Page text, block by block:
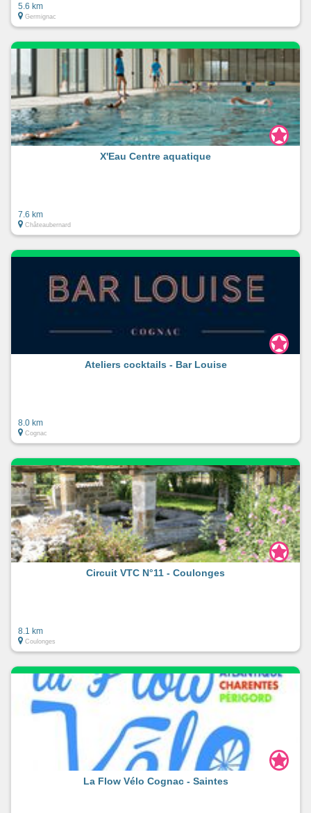
5.6 km
Germignac
X'Eau Centre aquatique
7.6 km
Châteaubernard
Ateliers cocktails - Bar Louise
8.0 km
Cognac
Circuit VTC N°11 - Coulonges
8.1 km
Coulonges
La Flow Vélo Cognac - Saintes